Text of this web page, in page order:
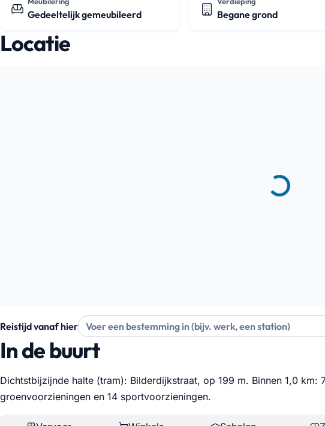
Gedeeltelijk gemeubileerd Begane grond
Locatie
Reistijd vanaf hier
In de buurt
Dichtstbijzijnde halte (tram): Bilderdijkstraat, op 199 m. Binnen 1,0
groenvoorzieningen en 14 sportvoorzieningen.